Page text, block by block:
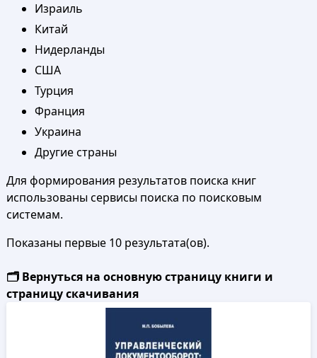
Израиль
Китай
Нидерланды
США
Турция
Франция
Украина
Другие страны
Для формирования результатов поиска книг
использованы сервисы поиска по поисковым
системам.
Показаны первые 10 результата(ов).
🗂️ Вернуться на основную страницу книги и
страницу скачивания